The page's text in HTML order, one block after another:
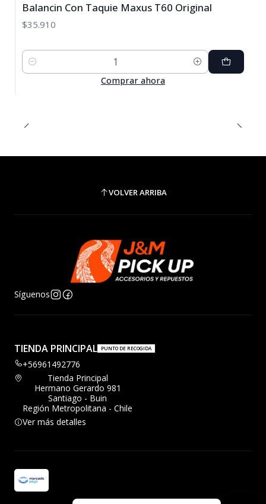
Balancin Con Taquie Maxus T60 Original
$35.910
Cantidad
Comprar ahora
VOLVER ARRIBA
Síguenos
TIENDA PRINCIPAL PUNTO DE RECOGIDA
+56961492776
Tienda Principal
Hermano Gerardo 981
Santiago - Buin
Región Metropolitana - Chile
Ver más detalles